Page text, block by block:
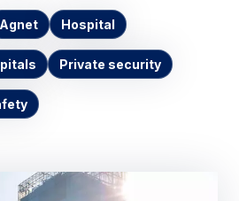
Agnet Hospital
Private security